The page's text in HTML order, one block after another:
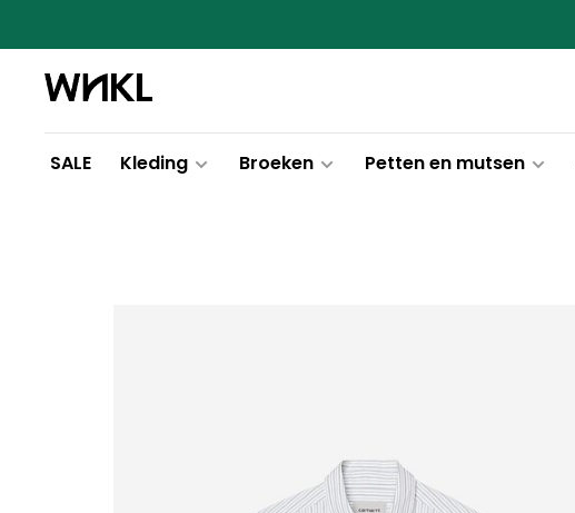
SALE Kleding Broeken Petten en mutsen